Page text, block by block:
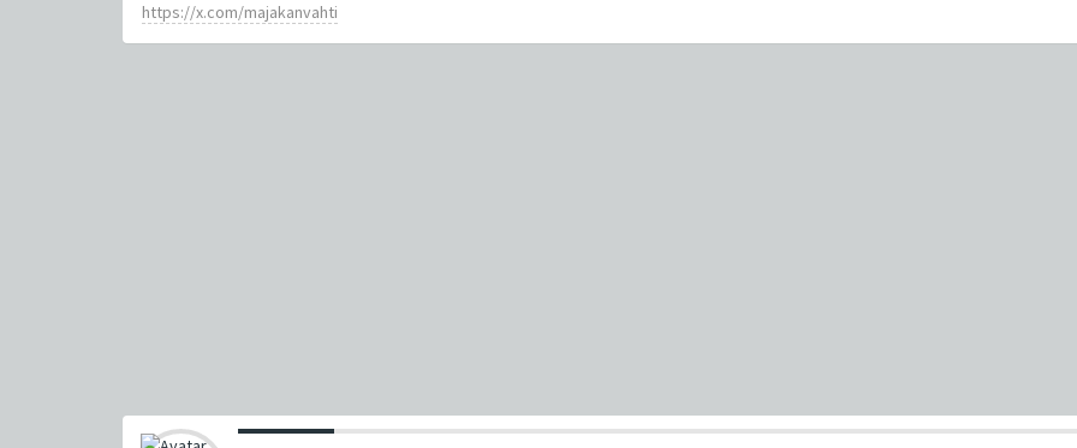
https://x.com/majakanvahti